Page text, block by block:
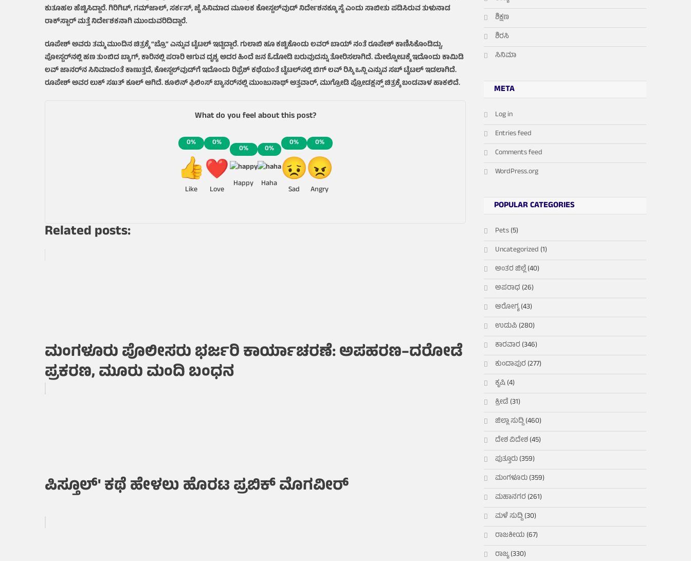
ಕುತೂಹಲ ಹೆಚ್ಚಿಸಿದ್ದಾರೆ. ಗಿರಿಗಿಟ್, ಗಮ್‌ಜಾಲ್, ಸರ್ಕಸ್, ಜೈ ಸಿನಿಮಾದ ಮೂಲಕ ಕೋಸ್ಟಲ್‌ವುಡ್ ನಿರ್ದೇಶನಕ್ಕೂ ಸೈ ಎಂದು ಸಾಬೀತು ಪಡಿಸಿರುವ ತುಳುನಾಡ
ರಾಕ್‌ಸ್ಟಾರ್ ಮತ್ತೆ ನಿರ್ದೇಶಕನಾಗಿ ಮುಂದುವರಿದಿದ್ದಾರೆ.
ರೂಪೇಶ್ ಅವರು ತಮ್ಮ ಮುಂದಿನ ಚಿತ್ರಕ್ಕೆ “ಬ್ರೊ” ಎನ್ನುವ ಟೈಟಲ್ ಇಟ್ಟಿದ್ದಾರೆ. ಗುಲಾಬಿ ಹೂ ಕಚ್ಚಿಕೊಂಡು ಲವರ್ ಬಾಯ್ ನಂತೆ ರೂಪೇಶ್ ಕಾಣಿಸಿಕೊಂಡಿದ್ದು,
ಪೋಸ್ಟರ್‌ನಲ್ಲಿ ಹಣ ತುಂಬಿದ ಬ್ಯಾಗ್, ಕಾರಿನಲ್ಲಿ ಪರಾರಿ ಆಗುವ ದೃಶ್ಯ ಅದರ ಹಿಂದೆ ಜನ ಓಡೋಡಿ ಬರುವುದನ್ನು ತೋರಿಸಲಾಗಿದೆ. ಮೇಲ್ನೋಟಕ್ಕೆ ಇದೊಂದು ಕಾಮಿಡಿ
ಲವ್ ಜಾನರ್‌ನ ಸಿನಿಮಾದಂತೆ ಕಾಣುತ್ತದೆ, ಕೋಸ್ಟಲ್‌ವುಡ್‌ಗೆ ಇದೊಂದು ರಿಫ್ರೆಶ್ ಕಥೆಯಂತೆ ಟೈಟಲ್‌ನಲ್ಲಿ ಬಿಗ್ ಲವ್ ರಿಸ್ಕಿ ಒನ್ಲಿ ಎನ್ನುವ ಸಬ್ ಟೈಟಲ್ ಇಡಲಾಗಿದೆ.
ರೂಪೇಶ್ ಅವರ ಲುಕ್ ಸಖತ್ ಕೂಲ್ ಆಗಿದೆ. ಶೂಲಿನ್ ಫಿಲಿಂಸ್ ಬ್ಯಾನರ್‌ನಲ್ಲಿ ಮುಂಜುನಾಥ್ ಅತ್ತವಾರ್, ಮುಗ್ರೋಡಿ ಪ್ರೋಡಕ್ಷನ್ಸ್ ಚಿತ್ರಕ್ಕೆ ಬಂಡವಾಳ ಹಾಕಲಿದೆ.
What do you feel about this post?
0%
Like
0%
Love
0%
Happy
0%
Haha
0%
Sad
0%
Angry
Related posts:
ಮಂಗಳೂರು ಪೊಲೀಸರು ಭರ್ಜರಿ ಕಾರ್ಯಾಚರಣೆ: ಅಪಹರಣ–ದರೋಡೆ
ಪ್ರಕರಣ, ಮೂರು ಮಂದಿ ಬಂಧನ
ಪಿಸ್ತೂಲ್' ಕಥೆ ಹೇಳಲು ಹೊರಟ ಪ್ರಬಿಕ್ ಮೊಗವೀರ್
ಶಿಕ್ಷಣ
ಶಿರಸಿ
ಸಿನಿಮಾ
META
Log in
Entries feed
Comments feed
WordPress.org
POPULAR CATEGORIES
Pets(5)
Uncategorized (1)
ಅಂತರ ಜಿಲ್ಲೆ(40)
ಅಪರಾಧ (26)
ಆರೋಗ್ಯ(43)
ಉಡುಪಿ (280)
ಕಾರವಾರ (346)
ಕುಂದಾಪುರ (277)
ಕೃಷಿ(4)
ಕ್ರೀಡೆ (31)
ಜಿಲ್ಲಾ ಸುದ್ದಿ(460)
ದೇಶ ವಿದೇಶ(45)
ಪುತ್ತೂರು(359)
ಮಂಗಳೂರು(359)
ಮಹಾನಗರ (261)
ಮಳೆ ಸುದ್ದಿ(30)
ರಾಜಕೀಯ (67)
ರಾಜ್ಯ(330)